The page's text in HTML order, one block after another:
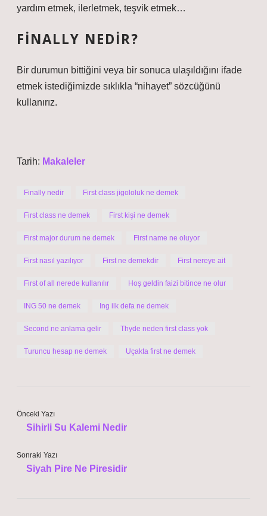
yardım etmek, ilerletmek, teşvik etmek…
FINALLY NEDIR?
Bir durumun bittiğini veya bir sonuca ulaşıldığını ifade
etmek istediğimizde sıklıkla “nihayet” sözcüğünü
kullanırız.
Tarih: Makaleler
Finally nedir First class jigololuk ne demek
First class ne demek First kişi ne demek
First major durum ne demek First name ne oluyor
First nasıl yazılıyor First ne demekdir First nereye ait
First of all nerede kullanılır Hoş geldin faizi bitince ne olur
ING 50 ne demek Ing ilk defa ne demek
Second ne anlama gelir Thyde neden first class yok
Turuncu hesap ne demek Uçakta first ne demek
Önceki Yazı
Sihirli Su Kalemi Nedir
Sonraki Yazı
Siyah Pire Ne Piresidir